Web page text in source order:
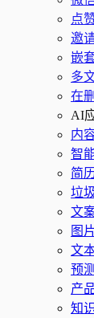
点
邀
嵌
多
在
AI
内
智
简
垃
文
图
文
预
产
知